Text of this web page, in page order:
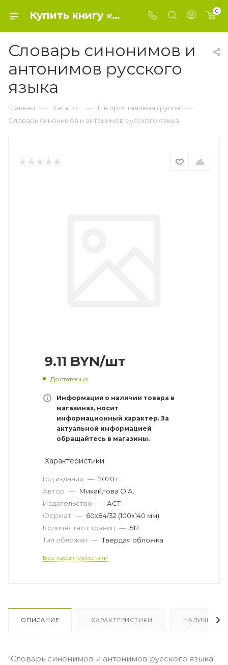
Купить книгу «Словарь синонимов и антонимов русского языка» 2020 г. , Михайлова О.А. - Не проставлена группа 0
Словарь синонимов и
антонимов русского
языка
Главная — Каталог — Не проставлена группа —
Словарь синонимов и антонимов русского языка
9.11 BYN/шт
Достаточно
Информация о наличии товара в
магазинах, носит
информационный характер. За
актуальной информацией
обращайтесь в магазины.
Характеристики
Год издания — 2020 г.
Автор — Михайлова О.А.
Издательство — АСТ
Формат — 60x84/32 (100x140 мм)
Количество страниц — 512
Тип обложки — Твердая обложка
Все характеристики
ОПИСАНИЕ ХАРАКТЕРИСТИКИ НАЛИЧИЕ
"Словарь синонимов и антонимов русского языка"